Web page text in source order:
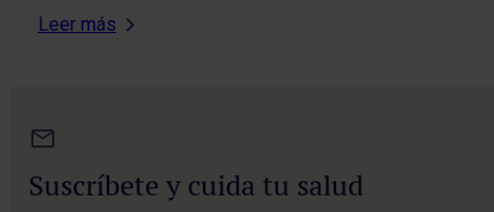
Leer más
Suscríbete y cuida tu salud